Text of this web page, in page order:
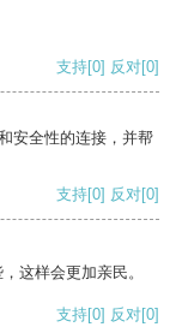
支持[0] 反对[0]
安全性的连接，并帮
支持[0] 反对[0]
这样会更加亲民。
支持[0] 反对[0]